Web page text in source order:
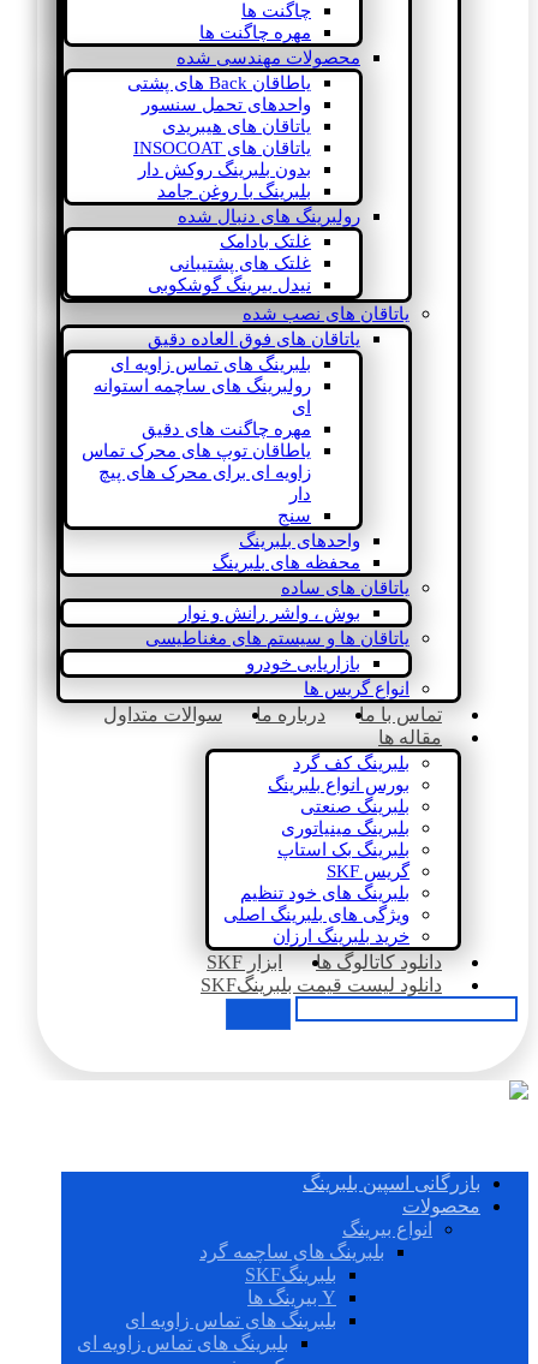
چاگنت ها
مهره چاگنت ها
محصولات مهندسی شده
یاطاقان Back های پشتی
واحدهای تحمل سنسور
یاتاقان های هیبریدی
یاتاقان های INSOCOAT
بدون بلبرینگ روکش دار
بلبرینگ با روغن جامد
رولبرینگ های دنبال شده
غلتک بادامک
غلتک های پشتیبانی
نیدل بیرینگ گوشکوبی
یاتاقان های نصب شده
یاتاقان های فوق العاده دقیق
بلبرینگ های تماس زاویه ای
رولبرینگ های ساچمه استوانه
ای
مهره چاگنت های دقیق
یاطاقان توپ های محرک تماس
زاویه ای برای محرک های پیچ
دار
سنج
واحدهای بلبرینگ
محفظه های بلبرینگ
یاتاقان های ساده
بوش ، واشر رانش و نوار
یاتاقان ها و سیستم های مغناطیسی
بازاریابی خودرو
انواع گریس ها
تماس با ما درباره ما
سوالات متداول
مقاله ها
بلبرینگ کف گرد
بورس انواع بلبرینگ
بلبرینگ صنعتی
بلبرینگ مینیاتوری
بلبرینگ بک استاپ
گریس SKF
بلبرینگ های خود تنظیم
ویژگی های بلبرینگ اصلی
خرید بلبرینگ ارزان
دانلود کاتالوگ ها
ابزار SKF
دانلود لیست قیمت بلبرینگSKF
بازرگانی اسپین بلبرینگ
محصولات
انواع بیرینگ
بلبرینگ های ساچمه گرد
بلبرینگSKF
Y بیرینگ ها
بلبرینگ های تماس زاویه ای
بلبرینگ های تماس زاویه ای